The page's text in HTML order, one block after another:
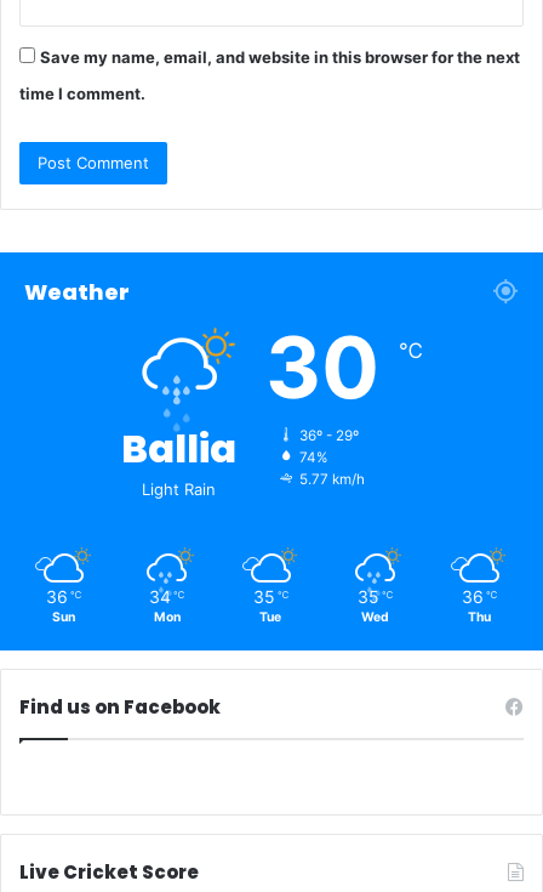
Save my name, email, and website in this browser for the next
time I comment.
Weather
Ballia
Light Rain
30 ℃
36º - 29º
74%
5.77 km/h
36 ℃
Sun
34 ℃
Mon
35 ℃
Tue
35 ℃
Wed
36 ℃
Thu
Find us on Facebook
Live Cricket Score